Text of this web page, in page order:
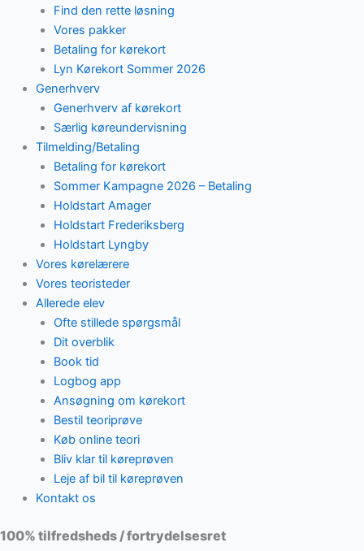
Find den rette løsning
Vores pakker
Betaling for kørekort
Lyn Kørekort Sommer 2026
Generhverv
Generhverv af kørekort
Særlig køreundervisning
Tilmelding/Betaling
Betaling for kørekort
Sommer Kampagne 2026 – Betaling
Holdstart Amager
Holdstart Frederiksberg
Holdstart Lyngby
Vores kørelærere
Vores teoristeder
Allerede elev
Ofte stillede spørgsmål
Dit overblik
Book tid
Logbog app
Ansøgning om kørekort
Bestil teoriprøve
Køb online teori
Bliv klar til køreprøven
Leje af bil til køreprøven
Kontakt os
100% tilfredsheds / fortrydelsesret